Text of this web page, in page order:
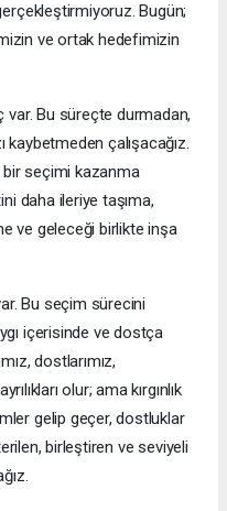
Bugün;
ve ortak hedefimizin
var. Bu süreçte durmadan,
kaybetmeden çalışacağız.
seçimi kazanma
daha ileriye taşıma,
ve geleceği birlikte inşa
Bu seçim sürecini
içerisinde ve dostça
dostlarımız,
olur; ama kırgınlık
gelip geçer, dostluklar
birleştiren ve seviyeli